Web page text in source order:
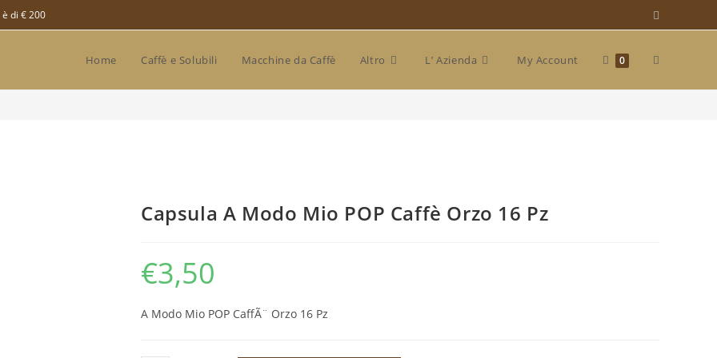
di € 200
Home Caffè e Solubili Macchine da Caffè Altro L’ Azienda My Account 0 Attiva/
Orzo 16 Pz Capsula A Modo Mio POP Caffè Orzo 16 Pz
Capsula A Modo Mio POP Caffè Orzo 16 Pz
€3,50
A Modo Mio POP CaffÃ¨ Orzo 16 Pz